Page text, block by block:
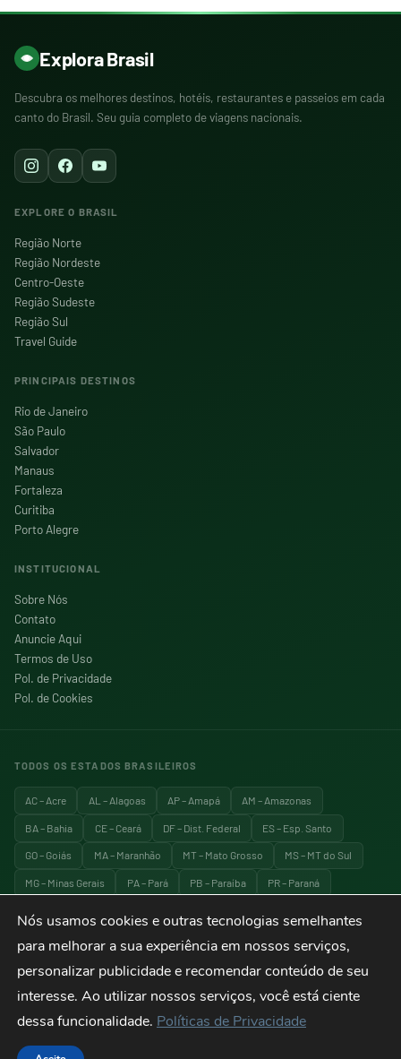
Nós usamos cookies e outras tecnologias semelhantes
para melhorar a sua experiência em nossos serviços,
personalizar publicidade e recomendar conteúdo de seu
interesse. Ao utilizar nossos serviços, você está ciente
dessa funcionalidade. Políticas de Privacidade
Explora Brasil
Descubra os melhores destinos, hotéis, restaurantes e passeios em cada
canto do Brasil. Seu guia completo de viagens nacionais.
EXPLORE O BRASIL
Região Norte
Região Nordeste
Centro-Oeste
Região Sudeste
Região Sul
Travel Guide
PRINCIPAIS DESTINOS
Rio de Janeiro
São Paulo
Salvador
Manaus
Fortaleza
Curitiba
Porto Alegre
INSTITUCIONAL
Sobre Nós
Contato
Anuncie Aqui
Termos de Uso
Pol. de Privacidade
Pol. de Cookies
TODOS OS ESTADOS BRASILEIROS
AC – Acre AL – Alagoas AP – Amapá AM – Amazonas
BA – Bahia CE – Ceará DF – Dist. Federal ES – Esp. Santo
GO – Goiás MA – Maranhão MT – Mato Grosso MS – MT do Sul
MG – Minas Gerais PA – Pará PB – Paraíba PR – Paraná
SP – São Paulo SE – Sergipe TO – Tocantins
© 2026 Explora Brasil — Todos os direitos reservados. Viagens, turismo e